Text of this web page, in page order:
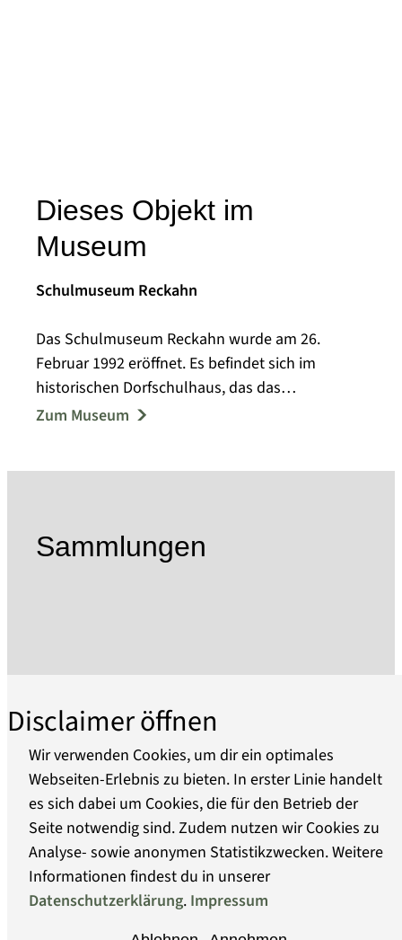
Dieses Objekt im
Museum
Schulmuseum Reckahn
Das Schulmuseum Reckahn wurde am 26.
Februar 1992 eröffnet. Es befindet sich im
historischen Dorfschulhaus, das das
Gutsherrenpaar Friedrich Eberhard und
reformpädagogisch geprägte Unterricht des
Lehrers Heinrich Julius Bruns (1746-1794)
Schulmuseum seit März 2017 neben einem
möblierten historischen Klassenraum um 1930
regionale Schulgeschichte: Es werden Einblicke
in das bahnbrechende Wirken des ersten
Schulmeisters Heinrich Julius Bruns gegeben
und die Bedeutung des von Rochow verfassten
Lesebuches "Der Kinderfreund" erklärt. Einige
Lehrerpersönlichkeiten an den Landschulen in
Reckahn, Krahne und Göttin im 18. und 19.
Zum Museum
Sammlungen
Über uns
Barrierefreiheit
Datenschutz
Disclaimer öffnen
Wir verwenden Cookies, um dir ein optimales
Webseiten-Erlebnis zu bieten. In erster Linie handelt
es sich dabei um Cookies, die für den Betrieb der
Seite notwendig sind. Zudem nutzen wir Cookies zu
Analyse- sowie anonymen Statistikzwecken. Weitere
Informationen findest du in unserer
Datenschutzerklärung. Impressum